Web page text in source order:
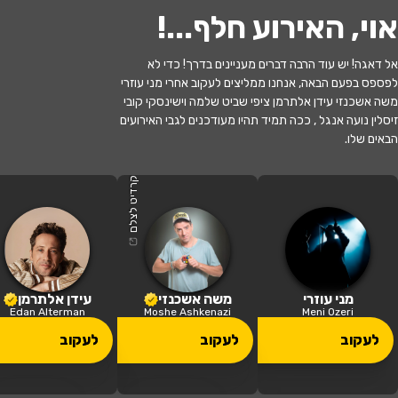
האירוע חלף
לשחרר את נחמה - תיאטרון חיפה
לעקוב
מתי?21:00 | 20.06
איפה?כפר סבא היכל התרבות כפר סבא
כמה עולה?
אוי, האירוע חלף...!
אל דאגה! יש עוד הרבה דברים מעניינים בדרך! כדי לא
לפספס בפעם הבאה, אנחנו ממליצים לעקוב אחרי מני עוזרי
משה אשכנזי עידן אלתרמן ציפי שביט שלמה וישינסקי קובי
זיסלין נועה אנגל , ככה תמיד תהיו מעודכנים לגבי האירועים
הבאים שלו.
מני עוזרי
Meni Ozeri
לעקוב
קרדיט לצלם
משה אשכנזי
Moshe Ashkenazi
לעקוב
עידן אלתרמן
Edan Alterman
לעקוב